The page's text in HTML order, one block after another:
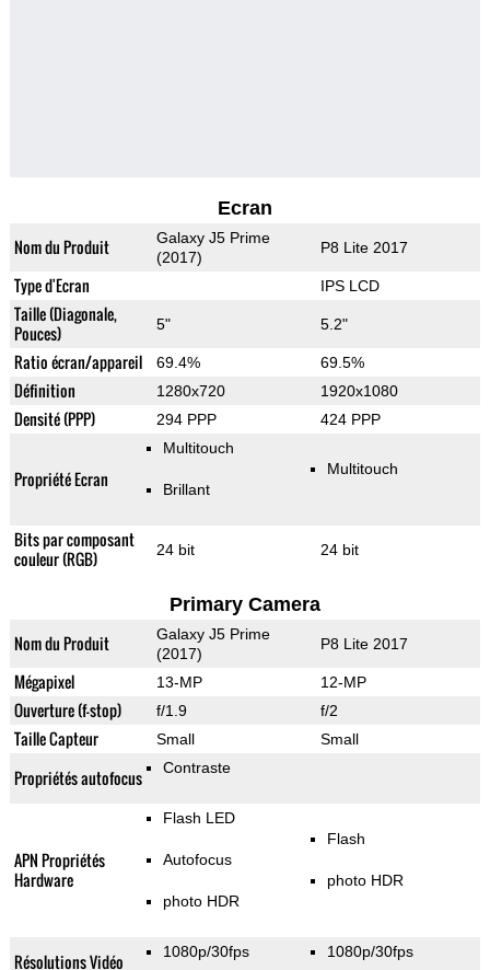
Ecran
Nom du Produit
Galaxy J5 Prime
(2017)
P8 Lite 2017
Type d'Ecran IPS LCD
Taille (Diagonale,
Pouces)
5" 5.2"
Ratio écran/appareil 69.4% 69.5%
Définition 1280x720 1920x1080
Densité (PPP) 294 PPP 424 PPP
Propriété Ecran
Multitouch
Brillant
Multitouch
Bits par composant
couleur (RGB)
24 bit 24 bit
Primary Camera
Nom du Produit
Galaxy J5 Prime
(2017)
P8 Lite 2017
Mégapixel 13-MP 12-MP
Ouverture (f-stop) f/1.9 f/2
Taille Capteur Small Small
Propriétés autofocus Contraste
APN Propriétés
Hardware
Flash LED
Autofocus
photo HDR
Flash
photo HDR
Résolutions Vidéo 1080p/30fps 1080p/30fps